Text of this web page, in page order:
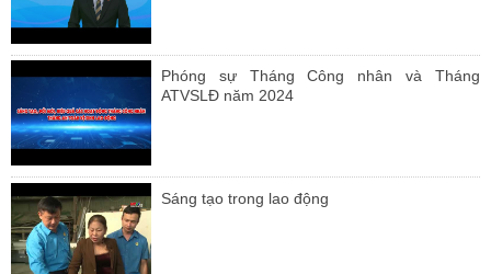
Phóng sự Tháng Công nhân và Tháng
ATVSLĐ năm 2024
Sáng tạo trong lao động